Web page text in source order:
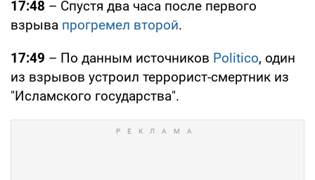
17:48 – Спустя два часа после первого
взрыва прогремел второй.
17:49 – По данным источников Politico, один
из взрывов устроил террорист-смертник из
"Исламского государства".